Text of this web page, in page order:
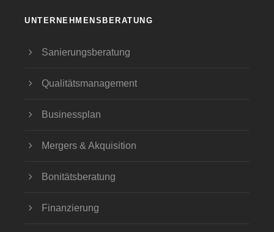
UNTERNEHMENSBERATUNG
Sanierungsberatung
Qualitätsmanagement
Businessplan
Mergers & Akquisition
Bonitätsberatung
Finanzierung